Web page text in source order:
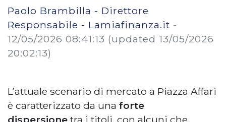
Paolo Brambilla - Direttore
Responsabile - Lamiafinanza.it -
12/05/2026 08:41:13 (updated 13/05/2026
20:02:13)
L’attuale scenario di mercato a Piazza Affari
è caratterizzato da una forte
dispersione tra i titoli, con alcuni che